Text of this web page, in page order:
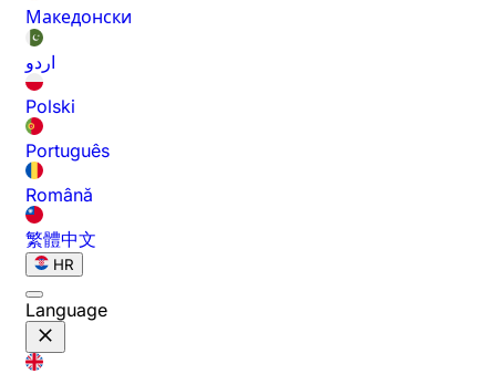
Македонски
اردو
Polski
Português
Română
繁體中文
HR
Language